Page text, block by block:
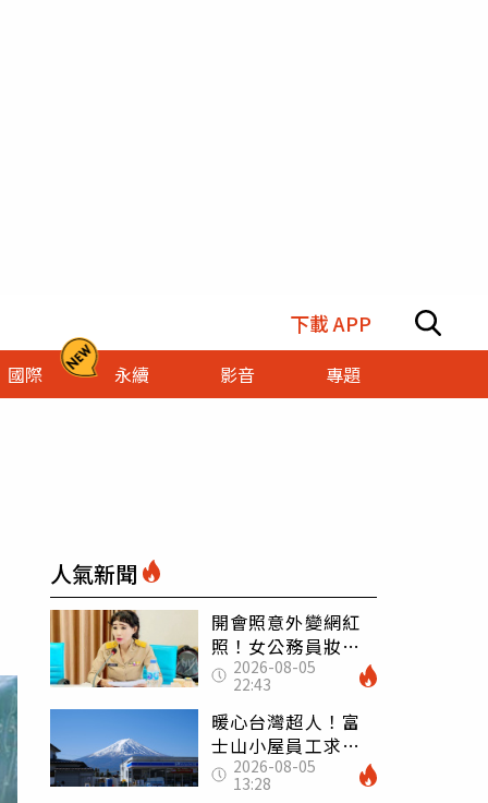
下載 APP
國際 永續 影音 專題
人氣新聞
開會照意外變網紅
照！女公務員妝容
掀2千則留言 本人
怒嗆：化妝有錯嗎
2026-08-05
22:43
暖心台灣超人！富
士山小屋員工求助
「想活下去」 山
友狂背物資上山：
2026-08-05
13:28